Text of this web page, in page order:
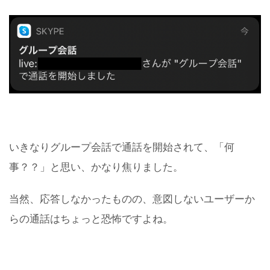
いきなりグループ会話で通話を開始されて、「何
事？？」と思い、かなり焦りました。
当然、応答しなかったものの、意図しないユーザーか
らの通話はちょっと恐怖ですよね。